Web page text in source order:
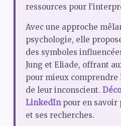
ressources pour
Avec une approche
psychologie, elle
des symboles
Jung et Eliade, offrant
pour mieux comprendre
de leur inconscient.
LinkedInpour en savoir
et ses recherches.